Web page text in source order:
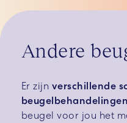
Andere
Er zijn verschillende
beugelbehandelingen
beugel voor jou het